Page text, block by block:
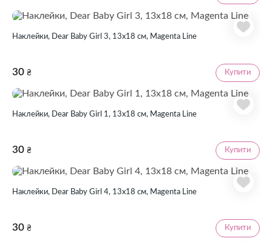
Наклейки, Dear Baby Girl 3, 13х18 см, Magenta Line
30 ₴ Купити
Наклейки, Dear Baby Girl 1, 13х18 см, Magenta Line
30 ₴ Купити
Наклейки, Dear Baby Girl 4, 13х18 см, Magenta Line
30 ₴ Купити